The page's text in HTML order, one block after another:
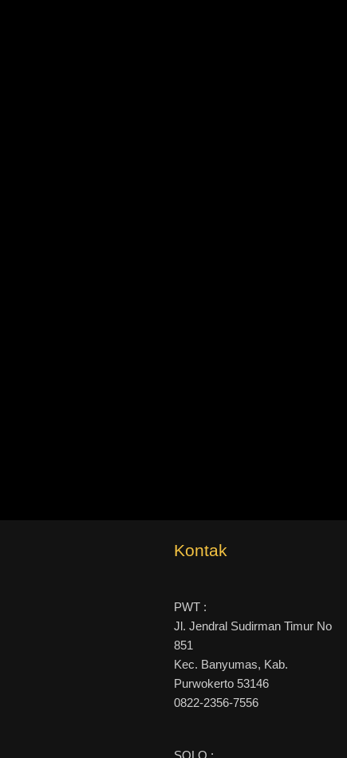
Kontak
PWT :
Jl. Jendral Sudirman Timur No
851
Kec. Banyumas, Kab.
Purwokerto 53146
0822-2356-7556
SOLO :